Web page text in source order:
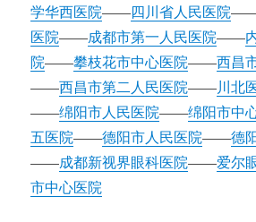
学华西医院——四川省人民医院
医院——成都市第一人民医院——
院——攀枝花市中心医院——西昌
——西昌市第二人民医院——川北
——绵阳市人民医院——绵阳市中
五医院——德阳市人民医院——德
——成都新视界眼科医院——爱尔
市中心医院